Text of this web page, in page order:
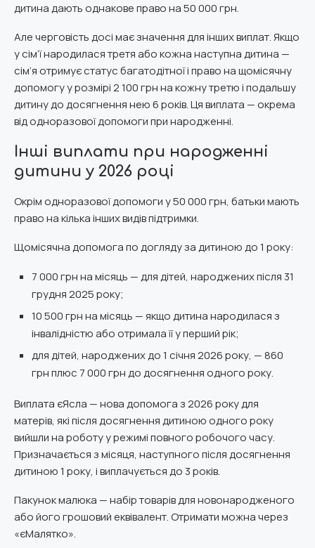
дитина дають однакове право на 50 000 грн.
Але черговість досі має значення для інших виплат. Якщо
у сім’ї народилася третя або кожна наступна дитина —
сім’я отримує статус багатодітної і право на щомісячну
допомогу у розмірі 2 100 грн на кожну третю і подальшу
дитину до досягнення нею 6 років. Ця виплата — окрема
від одноразової допомоги при народженні.
Інші виплати при народженні
дитини у 2026 році
Окрім одноразової допомоги у 50 000 грн, батьки мають
право на кілька інших видів підтримки.
Щомісячна допомога по догляду за дитиною до 1 року:
7 000 грн на місяць — для дітей, народжених після 31
грудня 2025 року;
10 500 грн на місяць — якщо дитина народилася з
інвалідністю або отримала її у перший рік;
для дітей, народжених до 1 січня 2026 року, — 860
грн плюс 7 000 грн до досягнення одного року.
Виплата єЯсла — нова допомога з 2026 року для
матерів, які після досягнення дитиною одного року
вийшли на роботу у режимі повного робочого часу.
Призначається з місяця, наступного після досягнення
дитиною 1 року, і виплачується до 3 років.
Пакунок малюка — набір товарів для новонародженого
або його грошовий еквівалент. Отримати можна через
«єМалятко».